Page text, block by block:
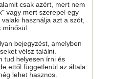
csak azért, mert nem
vagy mert szerepel egy
használja azt a szót,
bejegyzést, amelyben
vélsz találni.
tud helyesen írni és
ettől függetlenül az általa
lehet hasznos.